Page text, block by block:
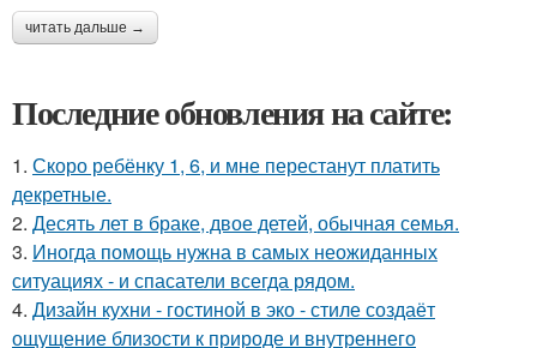
читать дальше →
Последние обновления на сайте:
1. Скоро ребёнку 1, 6, и мне перестанут платить
декретные.
2. Десять лет в браке, двое детей, обычная семья.
3. Иногда помощь нужна в самых неожиданных
ситуациях - и спасатели всегда рядом.
4. Дизайн кухни - гостиной в эко - стиле создаёт
ощущение близости к природе и внутреннего